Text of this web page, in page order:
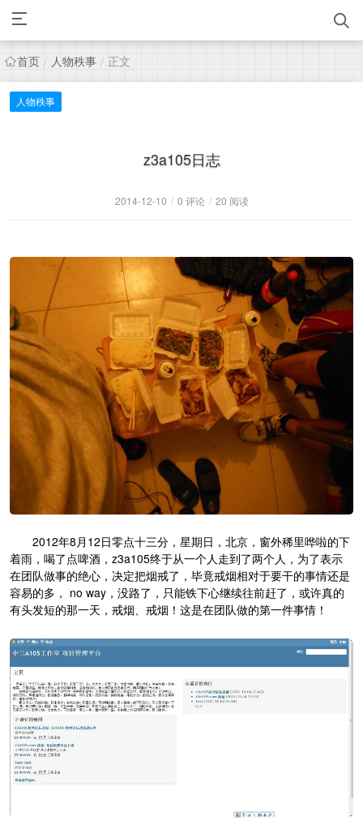
首页 / 人物秩事 / 正文
人物秩事
z3a105日志
2014-12-10 / 0 评论 / 20 阅读
2012年8月12日零点十三分，星期日，北京，窗外稀里哗啦的下
着雨，喝了点啤酒，z3a105终于从一个人走到了两个人，为了表示
在团队做事的绝心，决定把烟戒了，毕竟戒烟相对于要干的事情还是
容易的多， no way，没路了，只能铁下心继续往前赶了，或许真的
有头发短的那一天，戒烟、戒烟！这是在团队做的第一件事情！